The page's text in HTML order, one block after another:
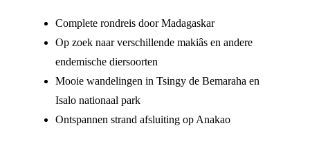
Complete rondreis door Madagaskar
Op zoek naar verschillende makiâs en andere
endemische diersoorten
Mooie wandelingen in Tsingy de Bemaraha en
Isalo nationaal park
Ontspannen strand afsluiting op Anakao